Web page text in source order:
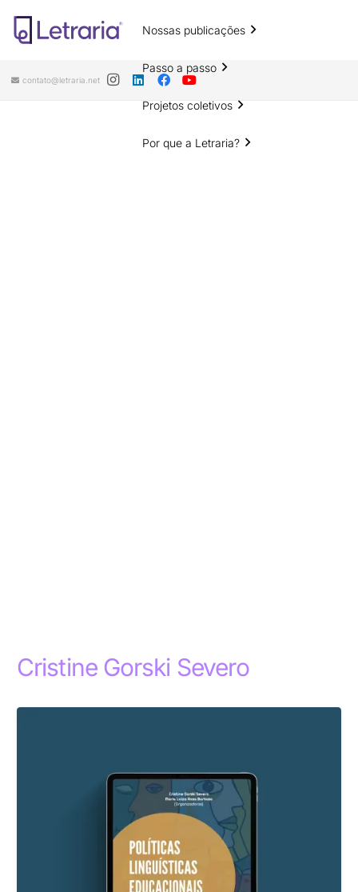
Nossas publicações
Passo a passo
Projetos coletivos
Por que a Letraria?
contato@letraria.net
Cristine Gorski Severo